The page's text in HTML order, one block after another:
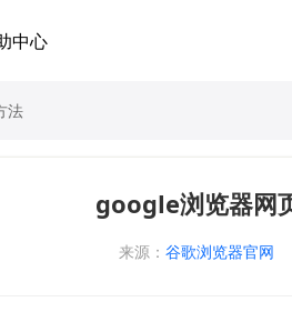
中心
法
google浏览器网
来源： 谷歌浏览器官网